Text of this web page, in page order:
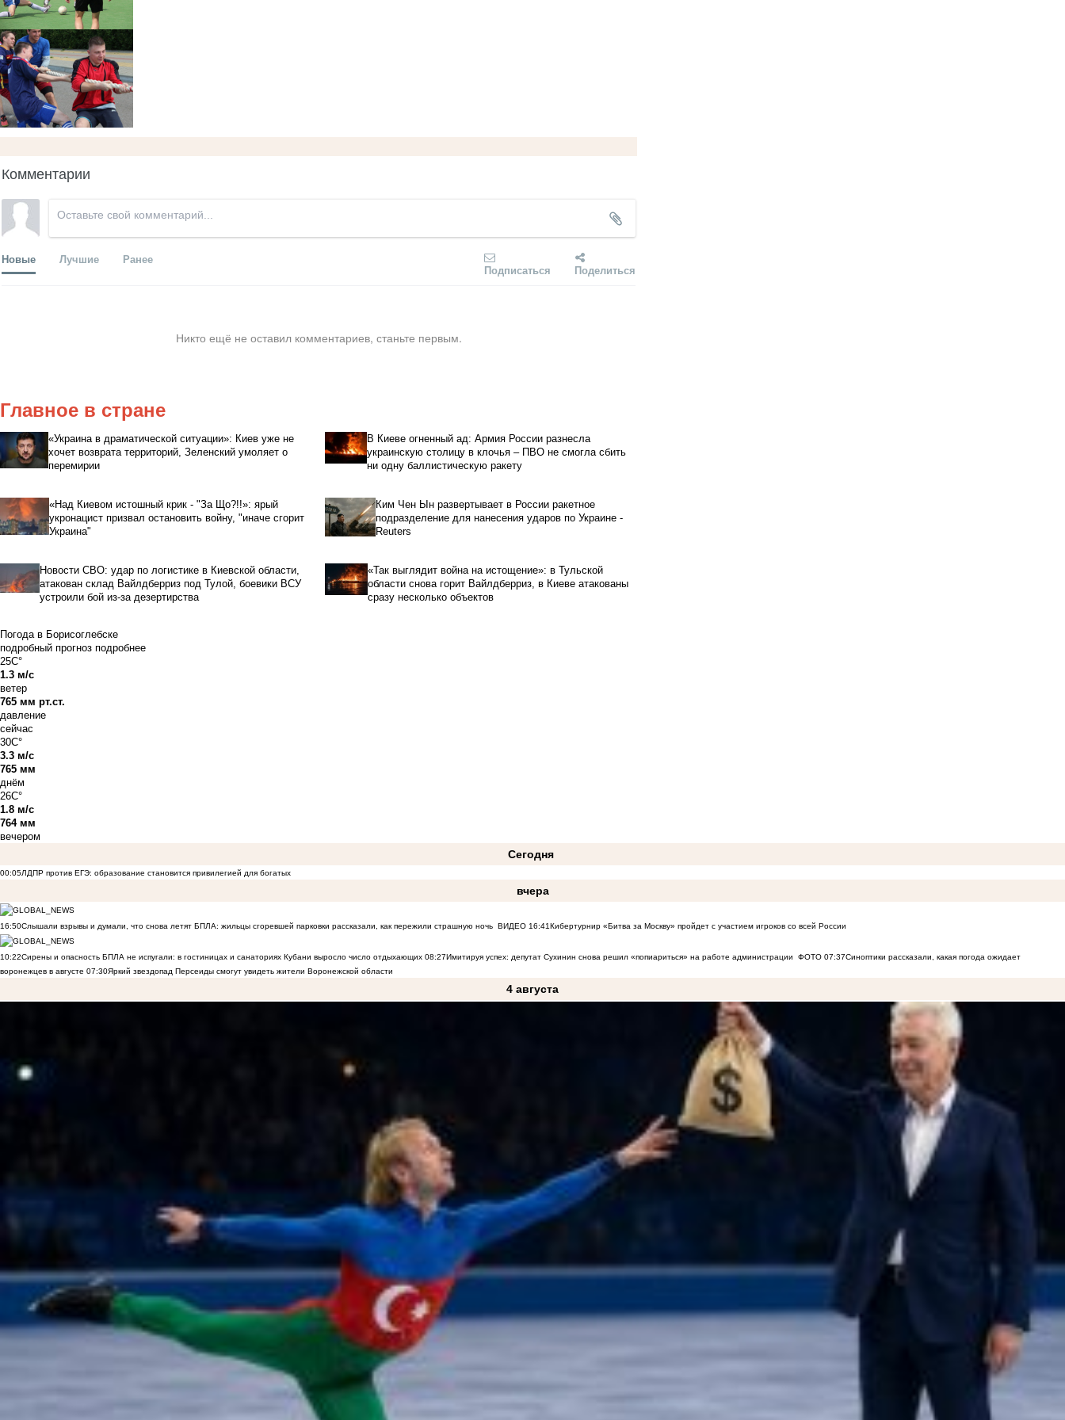
Комментарии
Новые Лучшие Ранее
Подписаться Поделиться
Никто ещё не оставил комментариев, станьте первым.
Главное в стране
«Украина в драматической ситуации»: Киев уже не
хочет возврата территорий, Зеленский умоляет о
перемирии
В Киеве огненный ад: Армия России разнесла
украинскую столицу в клочья – ПВО не смогла сбить
ни одну баллистическую ракету
«Над Киевом истошный крик - "За Що?!!»: ярый
укронацист призвал остановить войну, "иначе сгорит
Украина"
Ким Чен Ын развертывает в России ракетное
подразделение для нанесения ударов по Украине -
Reuters
Новости СВО: удар по логистике в Киевской области,
атакован склад Вайлдберриз под Тулой, боевики ВСУ
устроили бой из-за дезертирства
«Так выглядит война на истощение»: в Тульской
области снова горит Вайлдберриз, в Киеве атакованы
сразу несколько объектов
Погода в Борисоглебске
подробный прогноз подробнее
25C°
1.3 м/с
ветер
765 мм рт.ст.
давление
сейчас
30C°
3.3 м/с
765 мм
днём
26C°
1.8 м/с
764 мм
вечером
Сегодня
00:05ЛДПР против ЕГЭ: образование становится привилегией для богатых
вчера
16:50Слышали взрывы и думали, что снова летят БПЛА: жильцы сгоревшей парковки рассказали, как пережили страшную ночь ВИДЕО 16:41Кибертурнир «Битва за Москву» пройдет с участием игроков со всей России
10:22Сирены и опасность БПЛА не испугали: в гостиницах и санаториях Кубани выросло число отдыхающих 08:27Имитируя успех: депутат Сухинин снова решил «попиариться» на работе администрации ФОТО 07:37Синоптики рассказали, какая погода ожидает
воронежцев в августе 07:30Яркий звездопад Персеиды смогут увидеть жители Воронежской области
4 августа